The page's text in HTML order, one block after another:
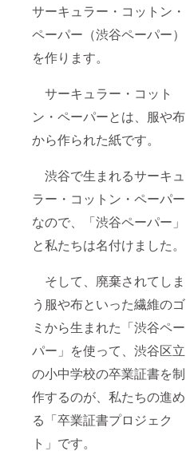
サーキュラー・コットン・
ペーパー（渋谷ペーパー）
を作ります。
サーキュラー・コット
ン・ペーパーとは、服や布
から作られた紙です。
渋谷で生まれるサーキュ
ラー・コットン・ペーパー
なので、「渋谷ペーパー」
と私たちは名付けました。
そして、廃棄されてしま
う服や布といった繊維のゴ
ミから生まれた「渋谷ペー
パー」を使って、渋谷区立
の小中学校の卒業証書を制
作するのが、私たちの進め
る「卒業証書プロジェク
ト」です。